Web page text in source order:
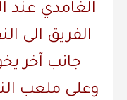
الفريق الى
جانب آخر
وعلى ملعب